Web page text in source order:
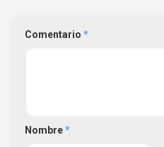
Comentario *
Nombre*